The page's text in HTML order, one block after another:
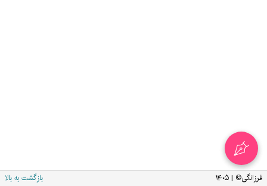
بازگشت به بالا فرزانگی© | ۱۴۰۵